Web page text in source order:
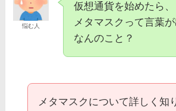
悩む人
仮想通貨を始めたら、
メタマスクって言葉
なんのこと？
メタマスクについて詳しく知